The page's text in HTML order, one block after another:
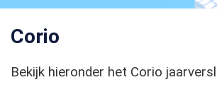
Corio
Bekijk hieronder het Corio